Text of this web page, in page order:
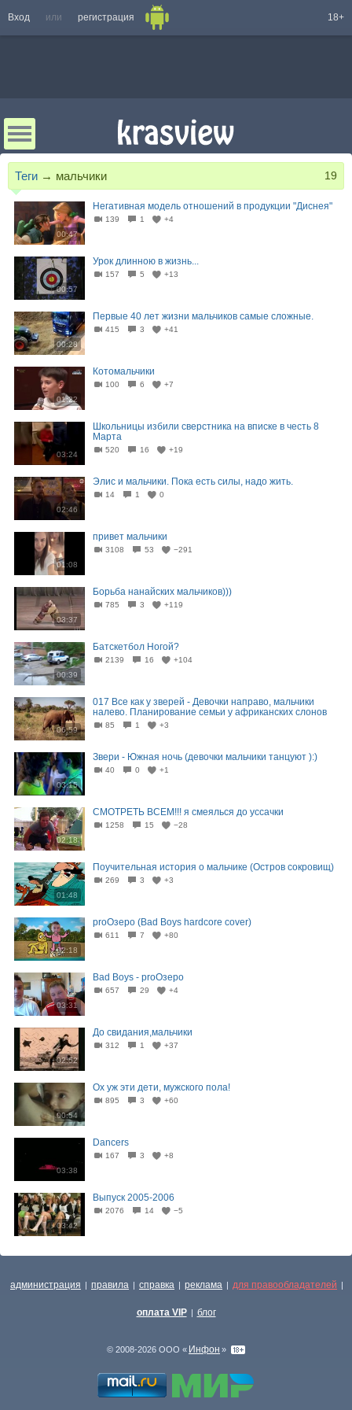
Вход или регистрация 18+
Теги → мальчики 19
00:47
Негативная модель отношений в продукции "Диснея"
139 1 +4
00:57
Урок длинною в жизнь...
157 5 +13
00:28
Первые 40 лет жизни мальчиков самые сложные.
415 3 +41
01:22
Котомальчики
100 6 +7
03:24
Школьницы избили сверстника на вписке в честь 8
Марта
520 16 +19
02:46
Элис и мальчики. Пока есть силы, надо жить.
14 1 0
01:08
привет мальчики
3108 53 −291
03:37
Борьба нанайских мальчиков)))
785 3 +119
00:39
Батскетбол Ногой?
2139 16 +104
06:59
017 Все как у зверей - Девочки направо, мальчики
налево. Планирование семьи у африканских слонов
85 1 +3
03:15
Звери - Южная ночь (девочки мальчики танцуют ):)
40 0 +1
02:18
СМОТРЕТЬ ВСЕМ!!! я смеялься до уссачки
1258 15 −28
01:48
Поучительная история о мальчике (Остров сокровищ)
269 3 +3
02:18
proОзеро (Bad Boys hardcore cover)
611 7 +80
03:31
Bad Boys - proОзеро
657 29 +4
02:52
До свидания,мальчики
312 1 +37
00:54
Ох уж эти дети, мужского пола!
895 3 +60
03:38
Dancers
167 3 +8
03:42
Выпуск 2005-2006
2076 14 −5
администрация | правила | справка | реклама | для правообладателей |
оплата VIP | блог
© 2008-2026 ООО « Инфон »